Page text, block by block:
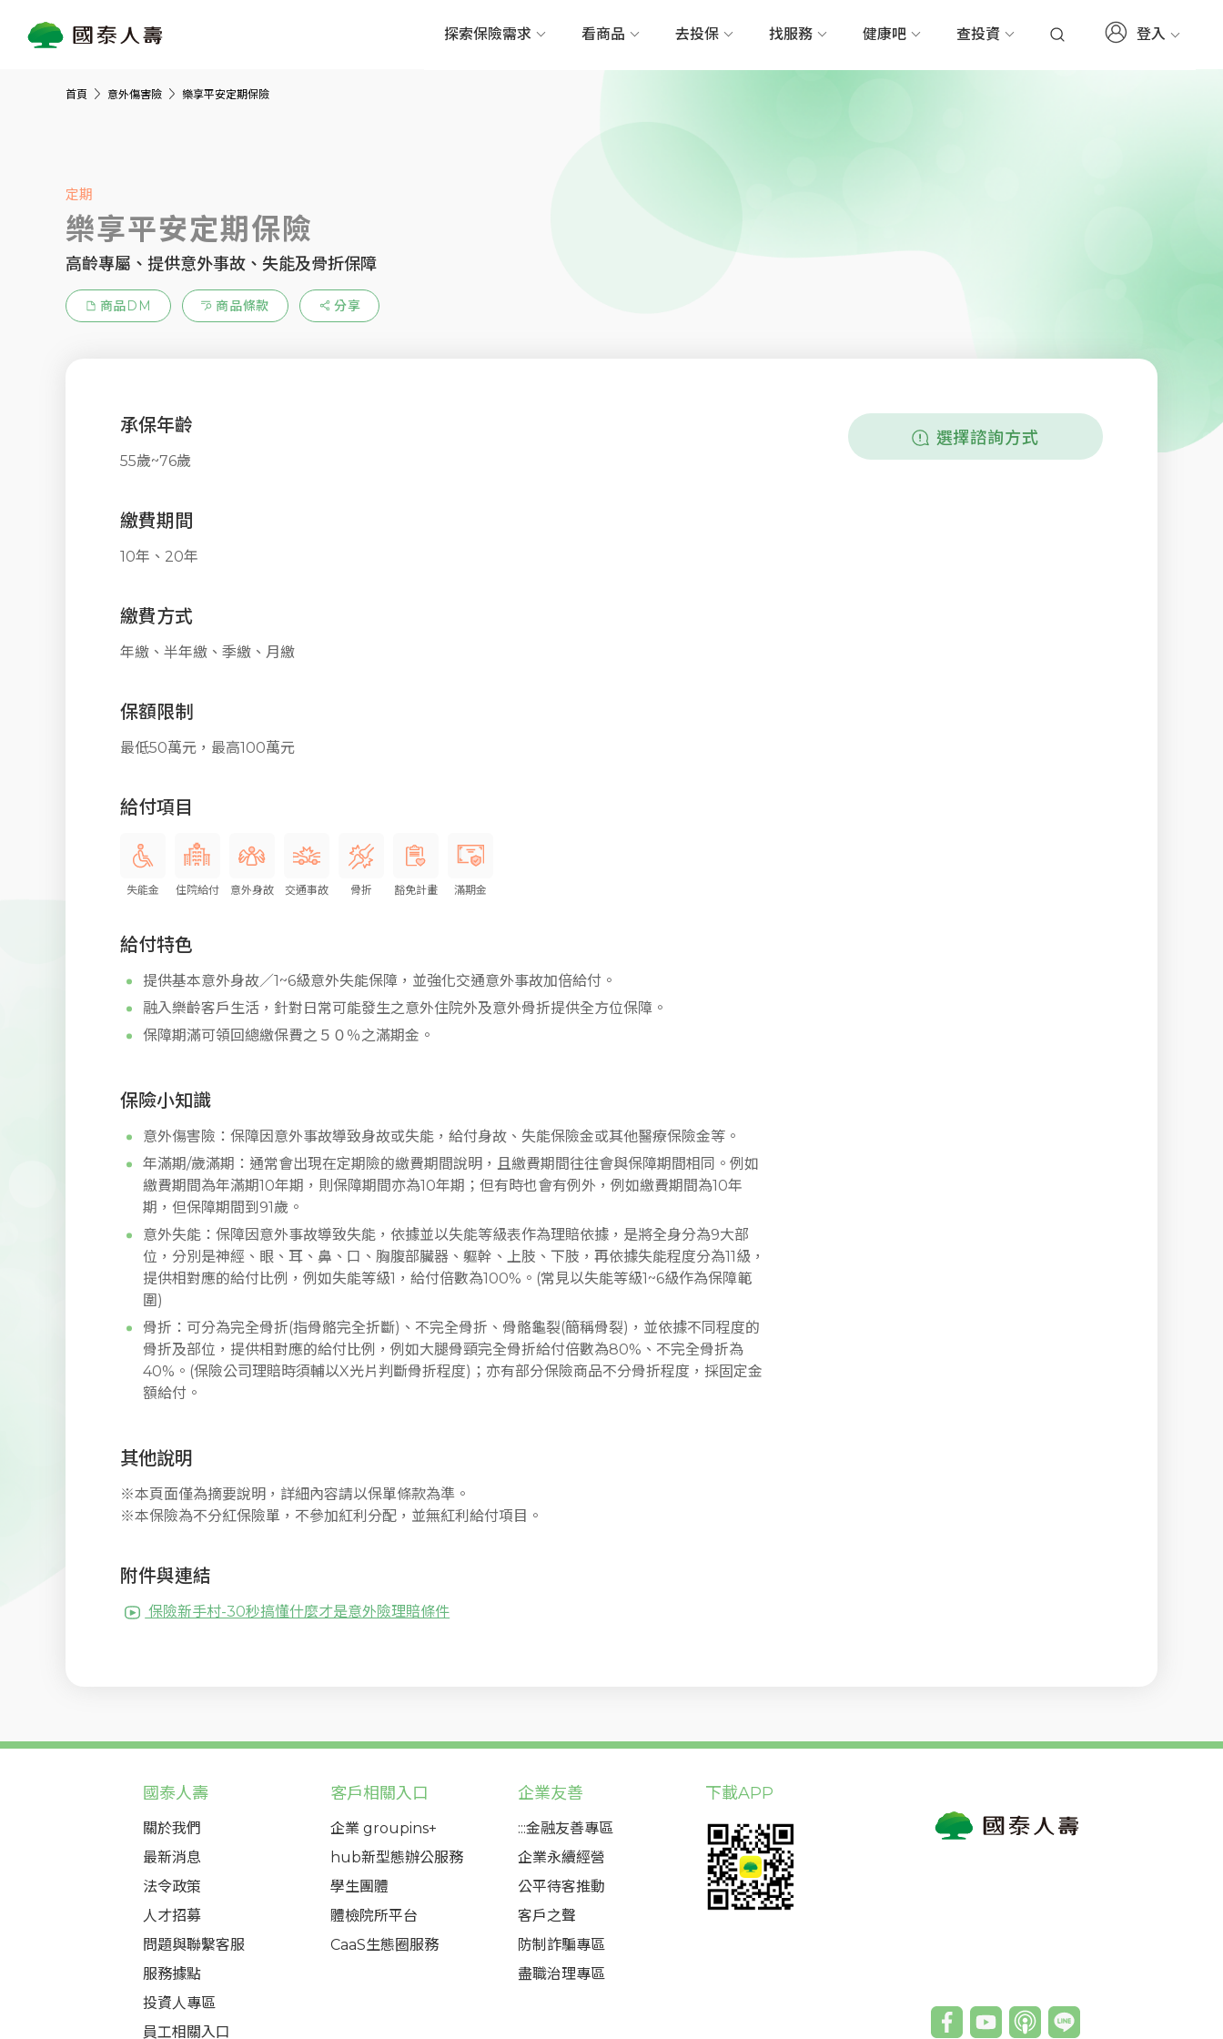
探索保險需求 看商品 去投保 找服務 健康吧 查投資 登入
首頁 意外傷害險 樂享平安定期保險
定期
樂享平安定期保險
高齡專屬、提供意外事故、失能及骨折保障
商品DM 商品條款 分享
承保年齡
55歲~76歲
繳費期間
10年、20年
繳費方式
年繳、半年繳、季繳、月繳
保額限制
最低50萬元，最高100萬元
給付項目
失能金 住院給付 意外身故 交通事故 骨折 豁免計畫 滿期金
給付特色
提供基本意外身故／1~6級意外失能保障，並強化交通意外事故加倍給付。
融入樂齡客戶生活，針對日常可能發生之意外住院外及意外骨折提供全方位保障。
保障期滿可領回總繳保費之５０％之滿期金。
保險小知識
意外傷害險：保障因意外事故導致身故或失能，給付身故、失能保險金或其他醫療保險金等。
年滿期/歲滿期：通常會出現在定期險的繳費期間說明，且繳費期間往往會與保障期間相同。例如
繳費期間為年滿期10年期，則保障期間亦為10年期；但有時也會有例外，例如繳費期間為10年
期，但保障期間到91歲。
意外失能：保障因意外事故導致失能，依據並以失能等級表作為理賠依據，是將全身分為9大部
位，分別是神經、眼、耳、鼻、口、胸腹部臟器、軀幹、上肢、下肢，再依據失能程度分為11級，
提供相對應的給付比例，例如失能等級1，給付倍數為100%。(常見以失能等級1~6級作為保障範
圍)
骨折：可分為完全骨折(指骨骼完全折斷)、不完全骨折、骨骼龜裂(簡稱骨裂)，並依據不同程度的
骨折及部位，提供相對應的給付比例，例如大腿骨頸完全骨折給付倍數為80%、不完全骨折為
40%。(保險公司理賠時須輔以X光片判斷骨折程度)；亦有部分保險商品不分骨折程度，採固定金
額給付。
其他說明
※本頁面僅為摘要說明，詳細內容請以保單條款為準。
※本保險為不分紅保險單，不參加紅利分配，並無紅利給付項目。
附件與連結
保險新手村-30秒搞懂什麼才是意外險理賠條件
選擇諮詢方式
國泰人壽
關於我們
最新消息
法令政策
人才招募
問題與聯繫客服
服務據點
投資人專區
員工相關入口
客戶相關入口
企業 groupins+
hub新型態辦公服務
學生團體
體檢院所平台
CaaS生態圈服務
企業友善
:::金融友善專區
企業永續經營
公平待客推動
客戶之聲
防制詐騙專區
盡職治理專區
下載APP